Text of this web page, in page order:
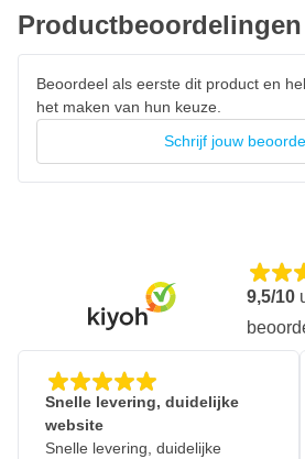
Productbeoordelingen
Beoordeel als eerste dit product en
het maken van hun keuze.
Schrijf jouw
9,5/10
Snelle levering, duidelijke
website
Snelle levering, duidelijke